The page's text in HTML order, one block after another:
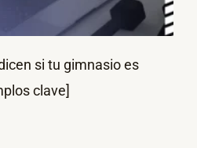
si tu gimnasio es
clave]